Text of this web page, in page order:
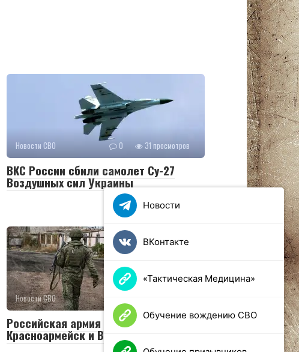
Новости СВО 0 31 просмотров
ВКС России сбили самолет Су-27
Воздушных сил Украины
Новости СВО
Российская армия освободила
Красноармейск и Волчанск
Новости
ВКонтакте
«Тактическая Медицина»
Обучение вождению СВО